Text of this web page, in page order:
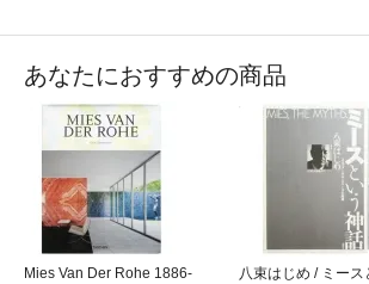
あなたにおすすめの商品
Mies Van Der Rohe 1886-
八束はじめ / ミース